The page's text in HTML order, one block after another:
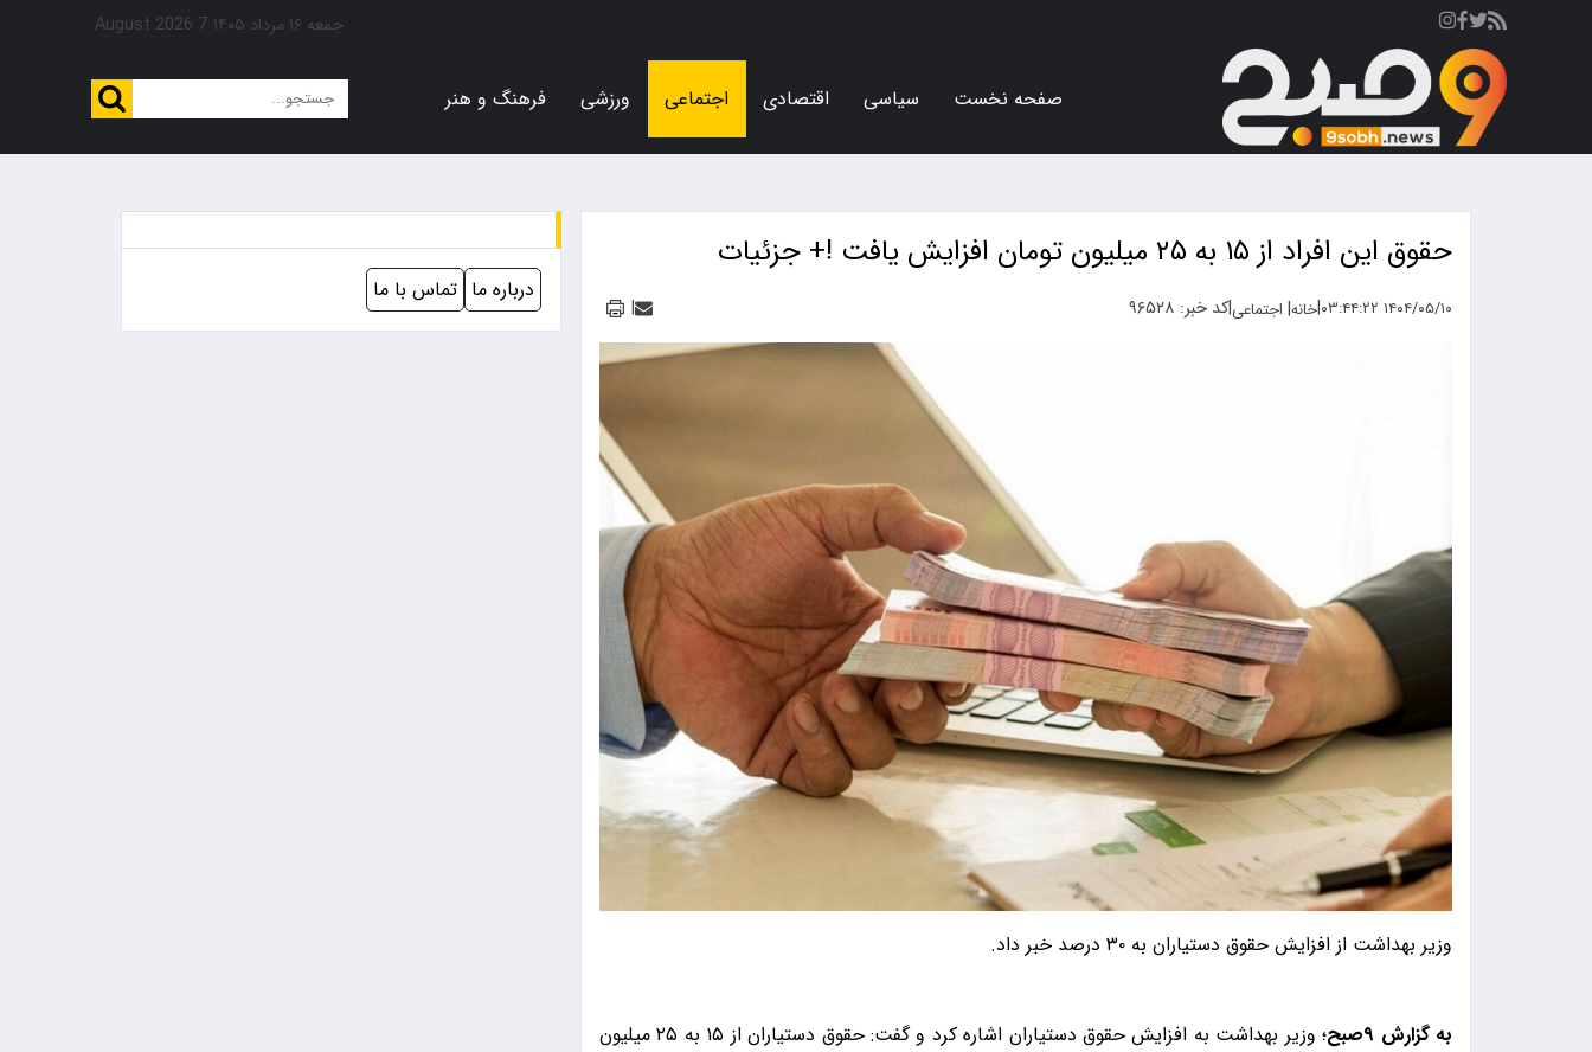
جمعه ۱۶ مرداد ۱۴۰۵ 7 August 2026
صفحه نخست سیاسی اقتصادی اجتماعی ورزشی فرهنگ و هنر
حقوق این افراد از ۱۵ به ۲۵ میلیون تومان افزایش یافت !+ جزئیات
۱۴۰۴/۰۵/۱۰ ۰۳:۴۴:۲۲ |خانه| اجتماعی|کد خبر: ۹۶۵۲۸ |
وزیر بهداشت از افزایش حقوق دستیاران به ۳۰ درصد خبر داد.
به گزارش ۹صبح
؛ وزیر بهداشت به افزایش حقوق دستیاران اشاره کرد و گفت: حقوق دستیاران از ۱۵ به ۲۵ میلیون
درباره ما تماس با ما